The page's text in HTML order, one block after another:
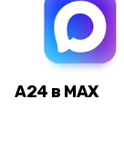
А24 в MAX